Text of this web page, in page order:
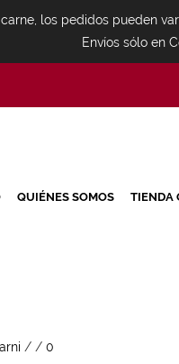
QUIÉNES SOMOS TIENDA
/ / 0
los pedidos pueden
Envíos sólo en